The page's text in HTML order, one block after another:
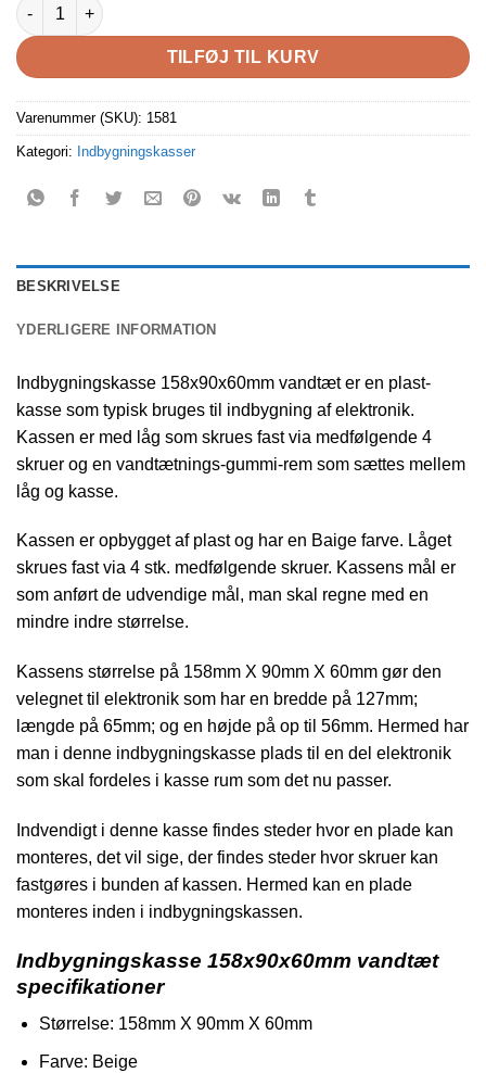
TILFØJ TIL KURV
Varenummer (SKU): 1581
Kategori: Indbygningskasser
BESKRIVELSE
YDERLIGERE INFORMATION
Indbygningskasse 158x90x60mm vandtæt er en plast-
kasse som typisk bruges til indbygning af elektronik.
Kassen er med låg som skrues fast via medfølgende 4
skruer og en vandtætnings-gummi-rem som sættes mellem
låg og kasse.
Kassen er opbygget af plast og har en Baige farve. Låget
skrues fast via 4 stk. medfølgende skruer. Kassens mål er
som anført de udvendige mål, man skal regne med en
mindre indre størrelse.
Kassens størrelse på 158mm X 90mm X 60mm gør den
velegnet til elektronik som har en bredde på 127mm;
længde på 65mm; og en højde på op til 56mm. Hermed har
man i denne indbygningskasse plads til en del elektronik
som skal fordeles i kasse rum som det nu passer.
Indvendigt i denne kasse findes steder hvor en plade kan
monteres, det vil sige, der findes steder hvor skruer kan
fastgøres i bunden af kassen. Hermed kan en plade
monteres inden i indbygningskassen.
Indbygningskasse 158x90x60mm vandtæt
specifikationer
Størrelse: 158mm X 90mm X 60mm
Farve: Beige